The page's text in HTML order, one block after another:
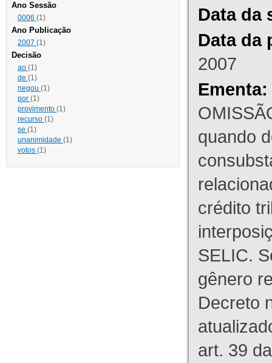
Ano Sessão
0006 (1)
Ano Publicação
2007 (1)
Decisão
ao (1)
de (1)
negou (1)
por (1)
provimento (1)
recurso (1)
se (1)
unanimidade (1)
votos (1)
Data da
Data da
2007
Ementa:
quando
crédito
SELIC.
gênero
Decreto
art. 39